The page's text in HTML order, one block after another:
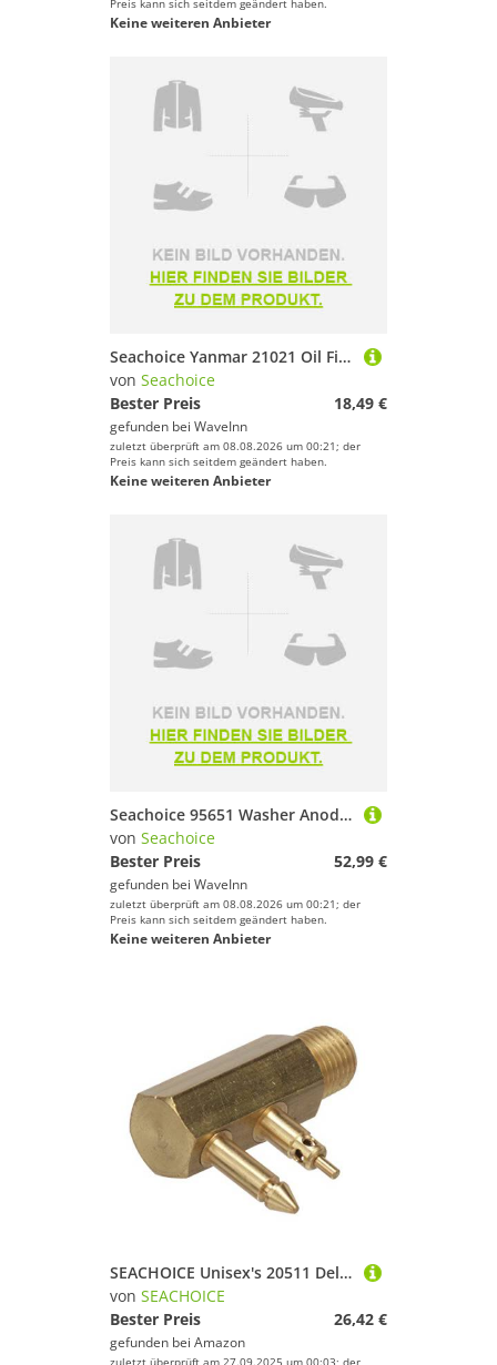
Preis kann sich seitdem geändert haben.
Keine weiteren Anbieter
Seachoice Yanmar 21021 Oil Filter Silber
von Seachoice
Bester Preis
18,49 €
gefunden bei WaveInn
zuletzt überprüft am 08.08.2026 um 00:21; der
Preis kann sich seitdem geändert haben.
Keine weiteren Anbieter
Seachoice 95651 Washer Anode Silber 1 x 1´´
von Seachoice
Bester Preis
52,99 €
gefunden bei WaveInn
zuletzt überprüft am 08.08.2026 um 00:21; der
Preis kann sich seitdem geändert haben.
Keine weiteren Anbieter
SEACHOICE Unisex's 20511 Deluxe Kraftstoffverbinder für OMC (Evinrude/Johnson) - männlich - 1/4 Zoll NPT Gewinde Boot Flow-Instrumente, unspezifiziert
von SEACHOICE
Bester Preis
26,42 €
gefunden bei Amazon
zuletzt überprüft am 27.09.2025 um 00:03; der